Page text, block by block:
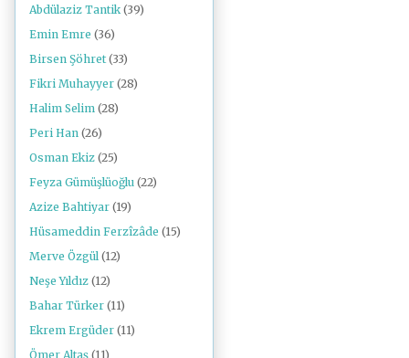
Abdülaziz Tantik (39)
Emin Emre (36)
Birsen Şöhret (33)
Fikri Muhayyer (28)
Halim Selim (28)
Peri Han (26)
Osman Ekiz (25)
Feyza Gümüşlüoğlu (22)
Azize Bahtiyar (19)
Hüsameddin Ferzîzâde (15)
Merve Özgül (12)
Neşe Yıldız (12)
Bahar Türker (11)
Ekrem Ergüder (11)
Ömer Altaş (11)